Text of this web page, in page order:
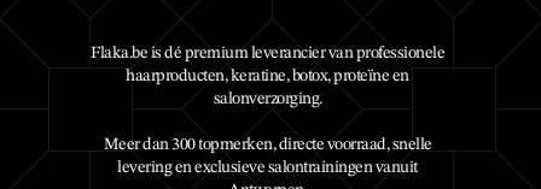
Flaka.be is dé premium leverancier van professionele
haarproducten, keratine, botox, proteïne en
salonverzorging.
Meer dan 300 topmerken, directe voorraad, snelle
levering en exclusieve salontrainingen vanuit